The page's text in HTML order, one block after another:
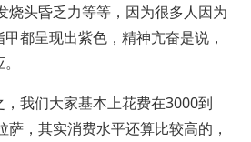
烧头昏乏力等等，因为很多人因为
都呈现出紫色，精神亢奋是说，
我们大家基本上花费在3000到
萨，其实消费水平还算比较高的，